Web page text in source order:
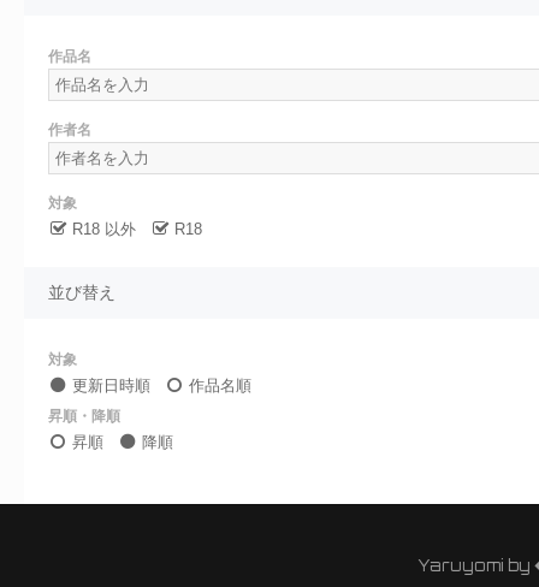
作品名
作者名
対象
R18 以外 R18
並び替え
対象
更新日時順 作品名順
昇順・降順
昇順 降順
Yaruyomi by